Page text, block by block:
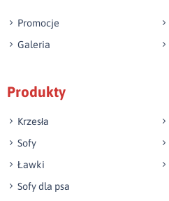
Promocje
Galeria
Produkty
Krzesła
Sofy
Ławki
Sofy dla psa